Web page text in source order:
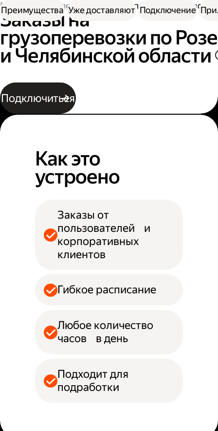
Работа водителем Заказы на перевозку грузов
Заказы на
грузоперевозки по Розе
и Челябинской области
Подключиться
Преимущества Уже доставляют Подключение
Как это
устроено
Заказы от
пользователей и
корпоративных
клиентов
Гибкое расписание
Любое количество
часов в день
Подходит для
подработки